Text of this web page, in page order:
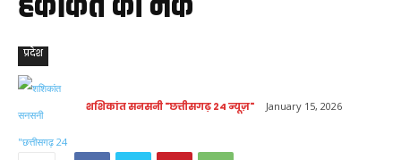
प्रदेश
शशिकांत सनसनी "छत्तीसगढ़ 24 न्यूज़" January 15, 2026